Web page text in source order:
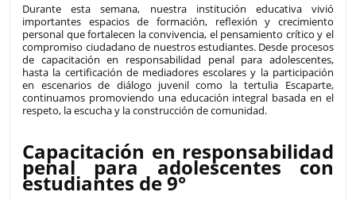
Durante esta semana, nuestra institución educativa vivió
importantes espacios de formación, reflexión y crecimiento
personal que fortalecen la convivencia, el pensamiento crítico y el
compromiso ciudadano de nuestros estudiantes. Desde procesos
de capacitación en responsabilidad penal para adolescentes,
hasta la certificación de mediadores escolares y la participación
en escenarios de diálogo juvenil como la tertulia Escaparte,
continuamos promoviendo una educación integral basada en el
respeto, la escucha y la construcción de comunidad.
Capacitación en responsabilidad
penal para adolescentes con
estudiantes de 9°